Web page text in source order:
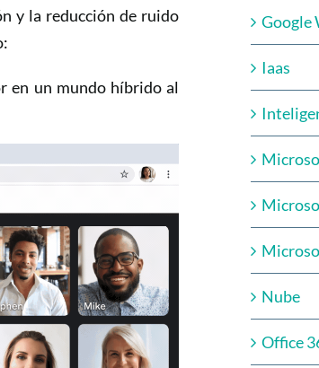
y la reducción de ruido
en un mundo híbrido al
Google
Iaas
Nube
Office